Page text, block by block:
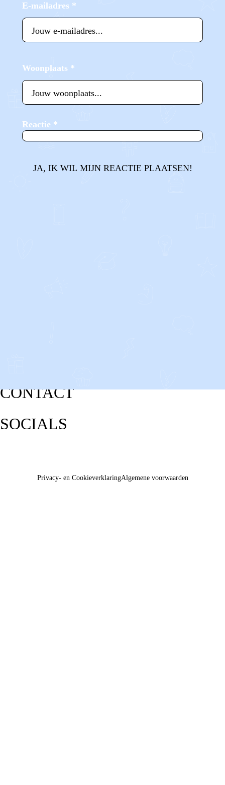
E-mailadres *
Woonplaats *
Reactie *
JA, IK WIL MIJN REACTIE PLAATSEN!
CONTACT
SOCIALS
Privacy- en CookieverklaringAlgemene voorwaarden